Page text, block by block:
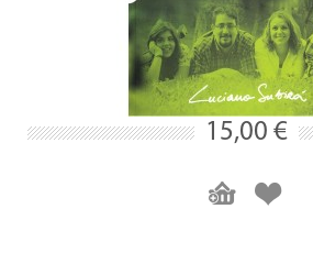
15,00 €